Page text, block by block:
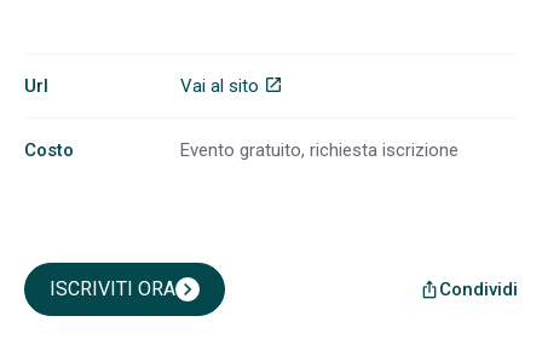
Url Vai al sito open_in_new
Costo Evento gratuito, richiesta iscrizione
ISCRIVITI ORAchevron_right ios_shareCondividi